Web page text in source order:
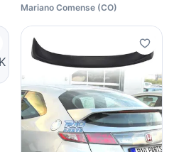
Mariano Comense (CO)